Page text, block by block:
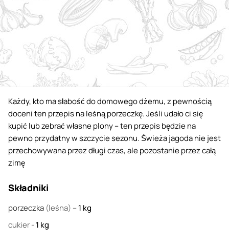
Każdy, kto ma słabość do domowego dżemu, z pewnością
doceni ten przepis na leśną porzeczkę. Jeśli udało ci się
kupić lub zebrać własne plony – ten przepis będzie na
pewno przydatny w szczycie sezonu. Świeża jagoda nie jest
przechowywana przez długi czas, ale pozostanie przez całą
zimę
Składniki
porzeczka (leśna) –1 kg
cukier-1 kg